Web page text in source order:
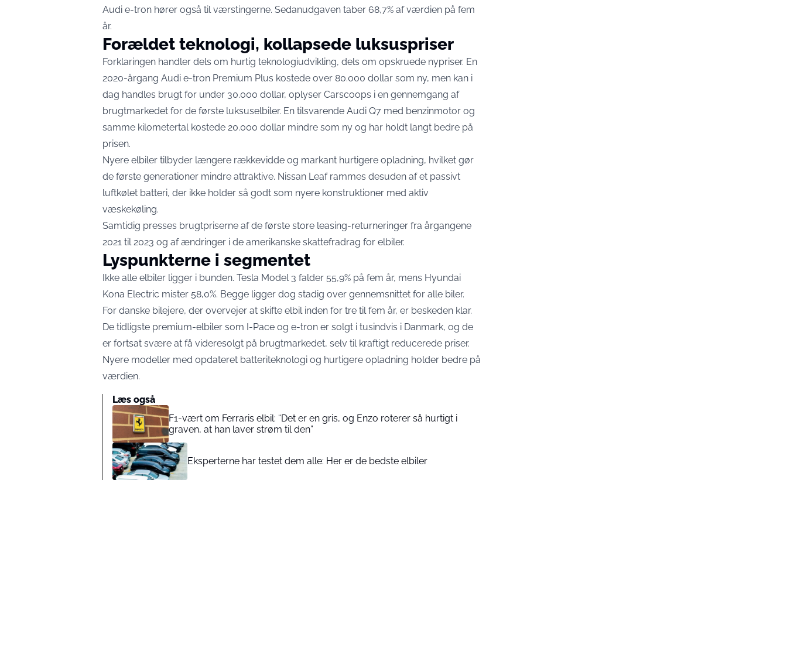
Audi e-tron hører også til værstingerne. Sedanudgaven taber 68,7% af værdien på fem
år.
Forældet teknologi, kollapsede luksuspriser
Forklaringen handler dels om hurtig teknologiudvikling, dels om opskruede nypriser. En
2020-årgang Audi e-tron Premium Plus kostede over 80.000 dollar som ny, men kan i
dag handles brugt for under 30.000 dollar, oplyser Carscoops i en gennemgang af
brugtmarkedet for de første luksuselbiler. En tilsvarende Audi Q7 med benzinmotor og
samme kilometertal kostede 20.000 dollar mindre som ny og har holdt langt bedre på
prisen.
Nyere elbiler tilbyder længere rækkevidde og markant hurtigere opladning, hvilket gør
de første generationer mindre attraktive. Nissan Leaf rammes desuden af et passivt
luftkølet batteri, der ikke holder så godt som nyere konstruktioner med aktiv
væskekøling.
Samtidig presses brugtpriserne af de første store leasing-returneringer fra årgangene
2021 til 2023 og af ændringer i de amerikanske skattefradrag for elbiler.
Lyspunkterne i segmentet
Ikke alle elbiler ligger i bunden. Tesla Model 3 falder 55,9% på fem år, mens Hyundai
Kona Electric mister 58,0%. Begge ligger dog stadig over gennemsnittet for alle biler.
For danske bilejere, der overvejer at skifte elbil inden for tre til fem år, er beskeden klar.
De tidligste premium-elbiler som I-Pace og e-tron er solgt i tusindvis i Danmark, og de
er fortsat svære at få videresolgt på brugtmarkedet, selv til kraftigt reducerede priser.
Nyere modeller med opdateret batteriteknologi og hurtigere opladning holder bedre på
værdien.
Læs også
F1-vært om Ferraris elbil: “Det er en gris, og Enzo roterer så hurtigt i
graven, at han laver strøm til den”
Eksperterne har testet dem alle: Her er de bedste elbiler